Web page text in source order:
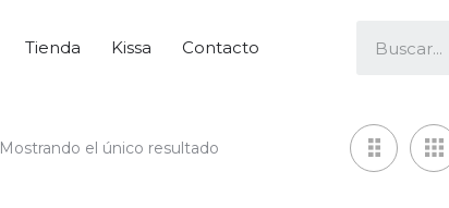
Tienda Kissa Contacto
Mostrando el único resultado